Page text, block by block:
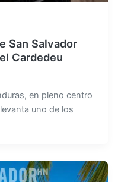
San Salvador
Cardedeu
en pleno centro
uno de los